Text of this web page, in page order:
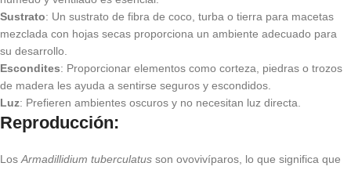
Sustrato: Un sustrato de fibra de coco, turba o tierra para macetas
mezclada con hojas secas proporciona un ambiente adecuado para
su desarrollo.
Escondites: Proporcionar elementos como corteza, piedras o trozos
de madera les ayuda a sentirse seguros y escondidos.
Luz: Prefieren ambientes oscuros y no necesitan luz directa.
Reproducción:
Los Armadillidium tuberculatus son ovovivíparos, lo que significa que